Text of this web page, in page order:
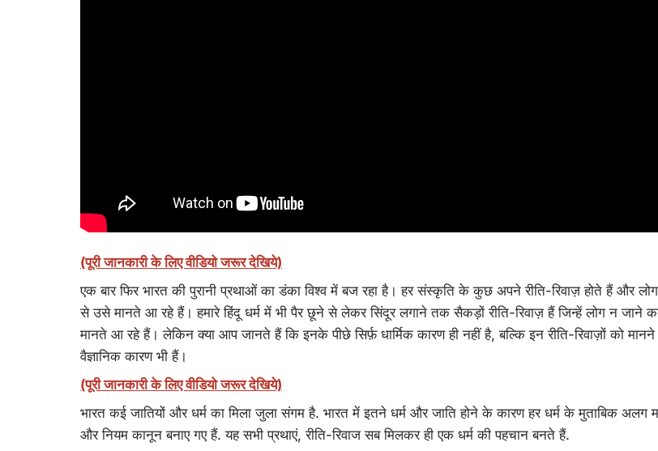
(पूरी जानकारी के लिए वीडियो जरूर देखिये)
एक बार फिर भारत की पुरानी प्रथाओं का डंका विश्व में बज रहा है। हर संस्कृति के कुछ अपने रीति-रिवाज़ होते हैं और लोग
से उसे मानते आ रहे हैं। हमारे हिंदू धर्म में भी पैर छूने से लेकर सिंदूर लगाने तक सैकड़ों रीति-रिवाज़ हैं जिन्हें लोग न जाने
मानते आ रहे हैं। लेकिन क्या आप जानते हैं कि इनके पीछे सिर्फ़ धार्मिक कारण ही नहीं है, बल्कि इन रीति-रिवाज़ों को
वैज्ञानिक कारण भी हैं।
(पूरी जानकारी के लिए वीडियो जरूर देखिये)
भारत कई जातियों और धर्म का मिला जुला संगम है. भारत में इतने धर्म और जाति होने के कारण हर धर्म के मुताबिक अलग
और नियम कानून बनाए गए हैं. यह सभी प्रथाएं, रीति-रिवाज सब मिलकर ही एक धर्म की पहचान बनते हैं.